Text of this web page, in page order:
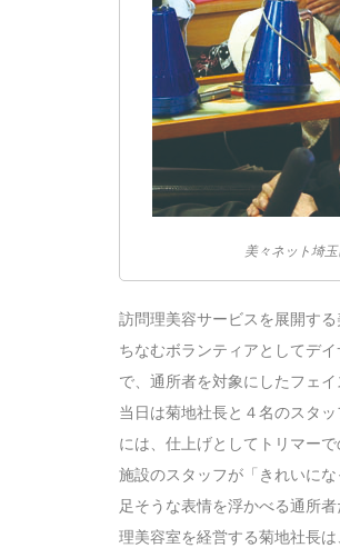
美々ネット埼
訪問理美容サービスを展開す
ちなむボランティアとしてデ
で、通所者を対象にしたフェイ
当日は菊地社長と４名のスタ
には、仕上げとしてトリマー
施設のスタッフが「きれいに
足そうな表情を浮かべる通所者
理美容室を経営する菊地社長